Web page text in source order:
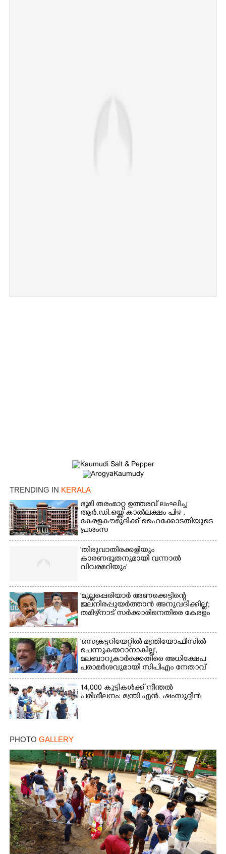
TRENDING IN KERALA
ഭൂമി തരംമാറ്റ ഉത്തരവ് ലംഘിച്ച
ആർ.ഡി.ഒയ്ക്ക് കാൽലക്ഷം പിഴ ,​
കേരളകൗമുദിക്ക് ഹൈക്കോടതിയുടെ
പ്രശംസ
'തിരുവാതിരക്കളിയും
കാരണഭൂതനുമായി വന്നാൽ
വിവരമറിയും '
'മുല്ലപ്പെരിയാർ അണക്കെട്ടിന്റെ
ജലനിരപ്പുയർത്താൻ അനുവദിക്കില്ല';
തമിഴ്‌നാട് സർക്കാരിനെതിരെ കേരളം
'സെക്രട്ടറിയേറ്റിൽ മന്ത്രിയോഫീസിൽ
ചെന്നുകയറാനാകില്ല',
മലബാറുകാർക്കെതിരെ അധിക്ഷേപ
പരാമർശവുമായി സിപിഎം നേതാവ്‌
14,000 കുട്ടികൾക്ക് നീന്തൽ
പരിശീലനം: മന്ത്രി എൻ. ഷംസുദ്ദീൻ
PHOTO GALLERY